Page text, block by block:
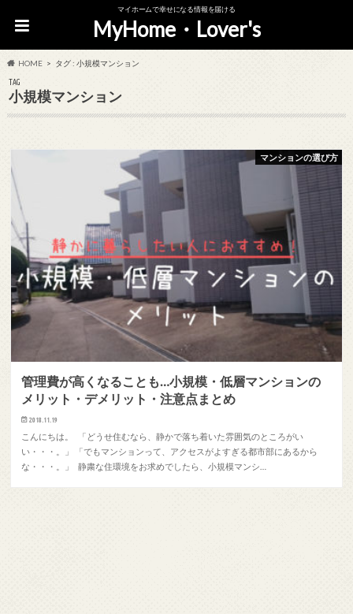
マイホームで幸せになる情報を届ける
MyHome・Lover's
HOME タグ : 小規模マンション
TAG
小規模マンション
マンションの選び方
管理費が高くなることも…小規模・低層マンションの
メリット・デメリット・注意点まとめ
2018.11.19
こんにちは。 「どうせ住むなら、静かで落ち着いた雰囲気のところがい
い・・・。」 「でもマンションって、アクセスがよすぎる都市部にあるから
な・・・。」 静粛な住環境をお求めでしたら、小規模マンシ…